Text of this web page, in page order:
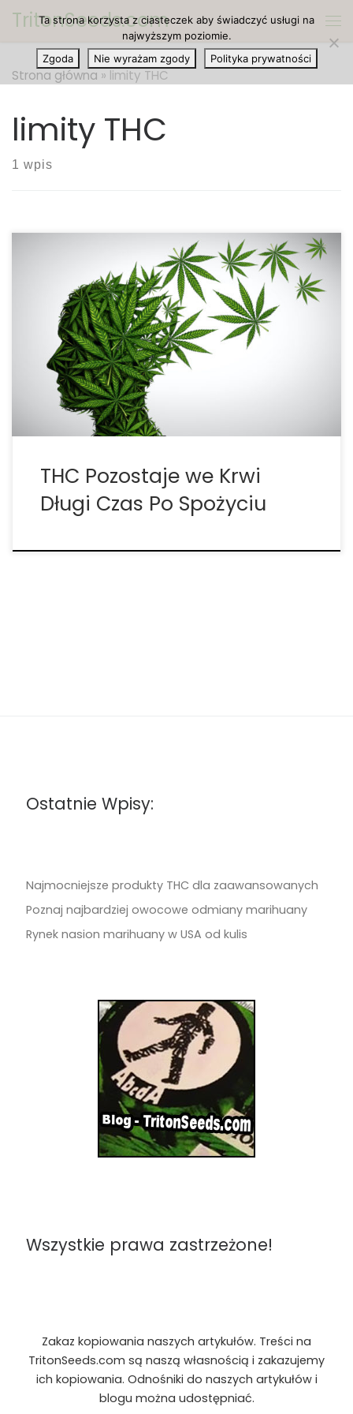
Przejdź do treści
TritonSeeds.com
Strona główna » limity THC
limity THC
1 wpis
Nowe badanie ujawnia, że THC pozostaje we krwi
długi czas po spożyciu. Coraz więcej badań wydaje
się potwierdzać opinię, że badanie krwi na
obecność THC jest niewiarygodne. Badania wciąż
potwierdzają to, co wiele osób powtarza od lat:
marihuana może pozostawać […]
THC Pozostaje we Krwi
Długi Czas Po Spożyciu
Ostatnie Wpisy:
Najmocniejsze produkty THC dla zaawansowanych
Poznaj najbardziej owocowe odmiany marihuany
Rynek nasion marihuany w USA od kulis
Wszystkie prawa zastrzeżone!
Zakaz kopiowania naszych artykułów. Treści na
TritonSeeds.com są naszą własnością i zakazujemy
ich kopiowania. Odnośniki do naszych artykułów i
blogu można udostępniać.
Ta strona korzysta z ciasteczek aby świadczyć usługi na
najwyższym poziomie.
Zgoda
Nie wyrażam zgody Polityka prywatności